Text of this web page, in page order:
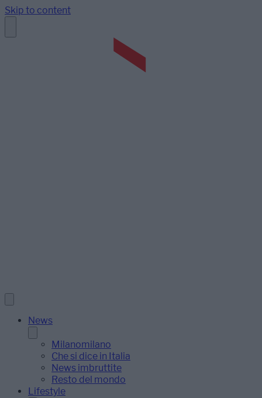
Skip to content
News
Milanomilano
Che si dice in Italia
News imbruttite
Resto del mondo
Lifestyle